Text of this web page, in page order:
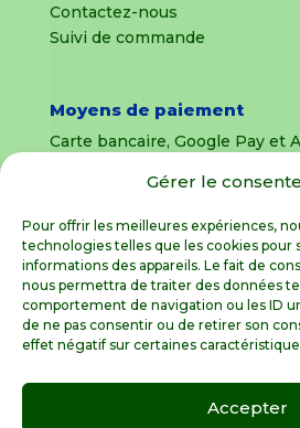
Gérer le
Pour offrir les meilleures expériences,
technologies telles que les cookies pour
informations des appareils. Le fait de
nous permettra de traiter des données
comportement de navigation ou les ID
de ne pas consentir ou de retirer son
effet négatif sur certaines
Accepter
Contactez-nous
Suivi de commande
Moyens de paiement
Carte bancaire, Google Pay et
uniquement
Livraison sous 8 jours pour
détachées
Livraisons sous 15 jours
jardin (sous réserve de